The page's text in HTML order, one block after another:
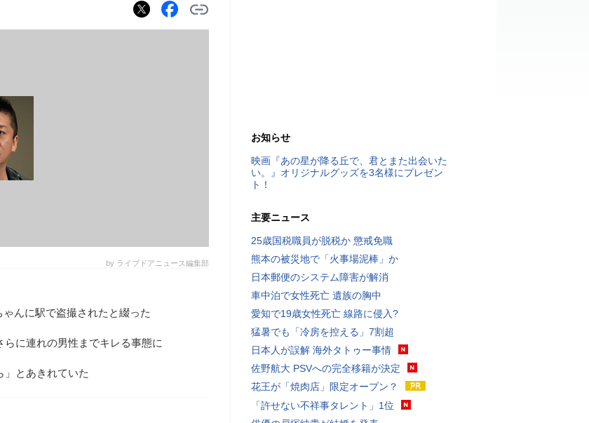
by ライブドアニュース編集部
んに駅で盗撮されたと綴った
に連れの男性までキレる事態に
」とあきれていた
お知らせ
映画『あの星が降る丘で、君とまた出会いた
い。』オリジナルグッズを3名様にプレゼン
ト！
主要ニュース
25歳国税職員が脱税か 懲戒免職
熊本の被災地で「火事場泥棒」か
日本郵便のシステム障害が解消
車中泊で女性死亡 遺族の胸中
愛知で19歳女性死亡 線路に侵入?
猛暑でも「冷房を控える」7割超
日本人が誤解 海外タトゥー事情
佐野航大 PSVへの完全移籍が決定
花王が「焼肉店」限定オープン？
「許せない不祥事タレント」1位